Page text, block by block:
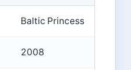
Baltic Princess
2008